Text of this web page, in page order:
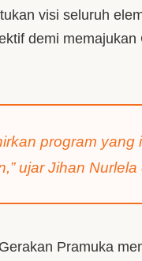
visi seluruh
demi
program
ujar Jihan
Pramuka